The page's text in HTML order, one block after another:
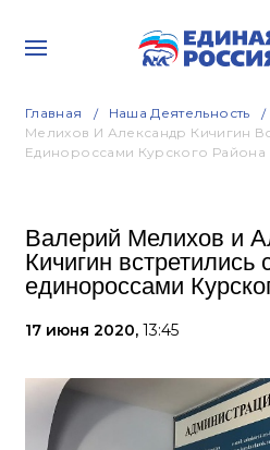
Главная Наша Деятельность
Мелихов И Александр Кичигин
Единороссами Курского Района
Валерий Мелихов и
Кичигин встретились
единороссами
17 июня 2020, 13:45